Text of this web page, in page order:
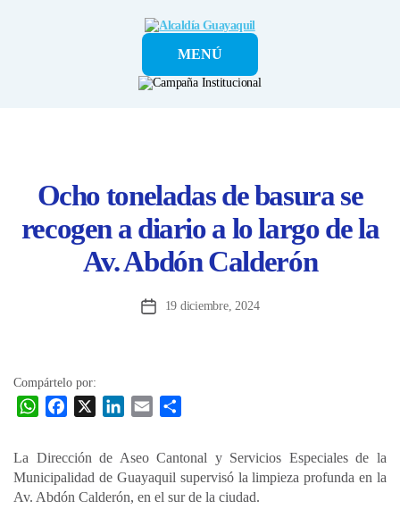
Alcaldía
GuayaquilMENÚ
Ocho toneladas de basura se
recogen a diario a lo largo de la
Av. Abdón Calderón
Fecha19 diciembre, 2024
Compártelo por:
W
t
s
e
b
k
e
a
La Dirección de Aseo Cantonal y Servicios Especiales de la
Municipalidad de Guayaquil supervisó la limpieza profunda en la
Av. Abdón Calderón, en el sur de la ciudad.